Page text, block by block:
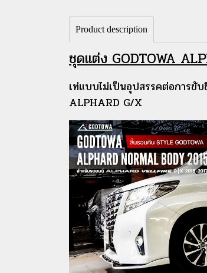
Product description
ชุดแต่ง GODTOWA
เท่แบบไม่เป็นอุปสรรคต่อการขั
ALPHARD G/X